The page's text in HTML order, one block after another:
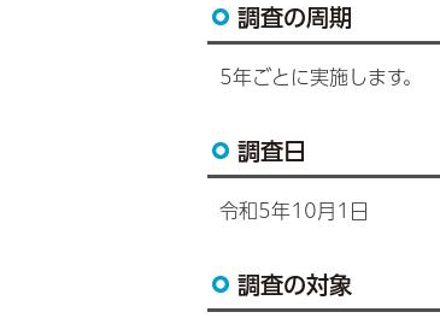
調査の周期
5年ごとに実施します。
調査日
令和5年10月1日
調査の対象